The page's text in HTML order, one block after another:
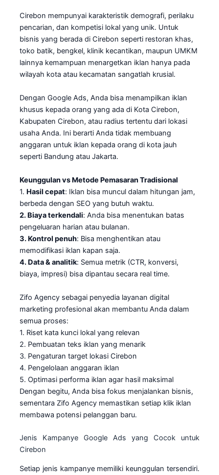
Cirebon mempunyai karakteristik demografi, perilaku
pencarian, dan kompetisi lokal yang unik. Untuk
bisnis yang berada di Cirebon seperti restoran khas,
toko batik, bengkel, klinik kecantikan, maupun UMKM
lainnya kemampuan menargetkan iklan hanya pada
wilayah kota atau kecamatan sangatlah krusial.
Dengan Google Ads, Anda bisa menampilkan iklan
khusus kepada orang yang ada di Kota Cirebon,
Kabupaten Cirebon, atau radius tertentu dari lokasi
usaha Anda. Ini berarti Anda tidak membuang
anggaran untuk iklan kepada orang di kota jauh
seperti Bandung atau Jakarta.
Keunggulan vs Metode Pemasaran Tradisional
1. Hasil cepat: Iklan bisa muncul dalam hitungan jam,
berbeda dengan SEO yang butuh waktu.
2. Biaya terkendali: Anda bisa menentukan batas
pengeluaran harian atau bulanan.
3. Kontrol penuh: Bisa menghentikan atau
memodifikasi iklan kapan saja.
4. Data & analitik: Semua metrik (CTR, konversi,
biaya, impresi) bisa dipantau secara real time.
Zifo Agency sebagai penyedia layanan digital
marketing profesional akan membantu Anda dalam
semua proses:
1. Riset kata kunci lokal yang relevan
2. Pembuatan teks iklan yang menarik
3. Pengaturan target lokasi Cirebon
4. Pengelolaan anggaran iklan
5. Optimasi performa iklan agar hasil maksimal
Dengan begitu, Anda bisa fokus menjalankan bisnis,
sementara Zifo Agency memastikan setiap klik iklan
membawa potensi pelanggan baru.
Jenis Kampanye Google Ads yang Cocok untuk
Cirebon
Setiap jenis kampanye memiliki keunggulan tersendiri.